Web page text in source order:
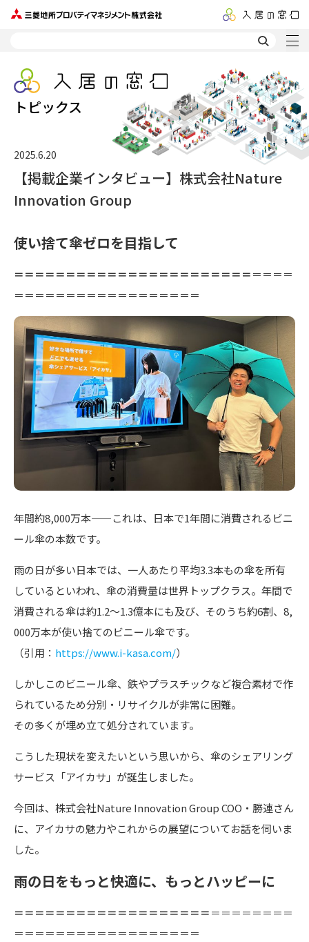
トピックス
2025.6.20
【掲載企業インタビュー】株式会社Nature
Innovation Group
使い捨て傘ゼロを目指して
＝＝＝＝＝＝＝＝＝＝＝＝＝＝＝＝＝＝＝＝＝＝＝＝＝＝＝
＝＝＝＝＝＝＝＝＝＝＝＝＝＝＝＝＝＝
年間約8,000万本——これは、日本で1年間に消費されるビニ
ール傘の本数です。
雨の日が多い日本では、一人あたり平均3.3本もの傘を所有
しているといわれ、傘の消費量は世界トップクラス。年間で
消費される傘は約1.2～1.3億本にも及び、そのうち約6割、8,
000万本が使い捨てのビニール傘です。
（引用： https://www.i-kasa.com/）
しかしこのビニール傘、鉄やプラスチックなど複合素材で作
られているため分別・リサイクルが非常に困難。
その多くが埋め立て処分されています。
こうした現状を変えたいという思いから、傘のシェアリング
サービス「アイカサ」が誕生しました。
今回は、株式会社Nature Innovation Group COO・勝連さん
に、アイカサの魅力やこれからの展望についてお話を伺いま
した。
雨の日をもっと快適に、もっとハッピーに
＝＝＝＝＝＝＝＝＝＝＝＝＝＝＝＝＝＝＝＝＝＝＝＝＝＝＝
＝＝＝＝＝＝＝＝＝＝＝＝＝＝＝＝＝＝